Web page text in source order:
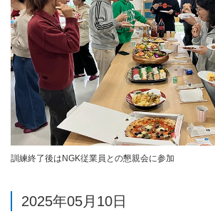
訓練終了後はNGK従業員との懇親会に参加
2025年05月10日